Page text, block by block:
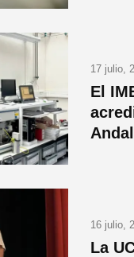
17 julio,
El
16 julio,
La